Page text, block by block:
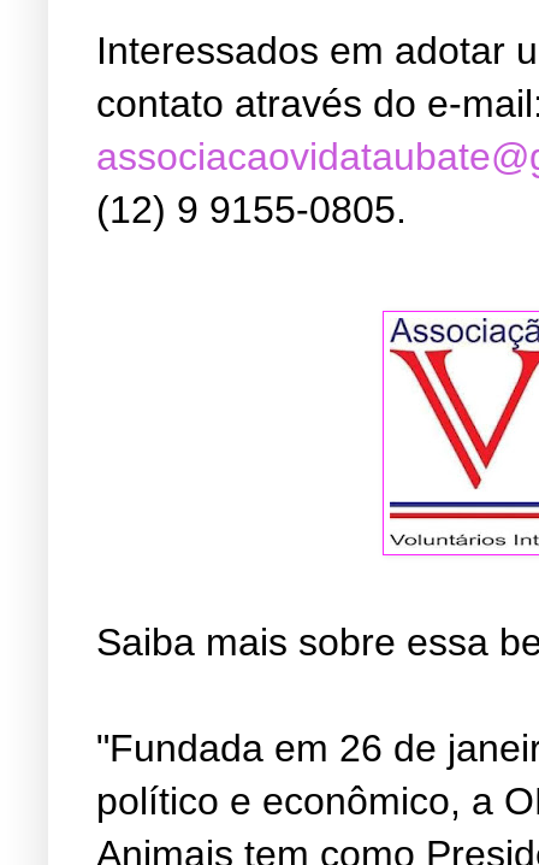
Interessados em adotar
contato através do e-
(12) 9 9155-0805.
Saiba mais sobre essa
"Fundada em 26 de
político e econômico, a
Animais tem como